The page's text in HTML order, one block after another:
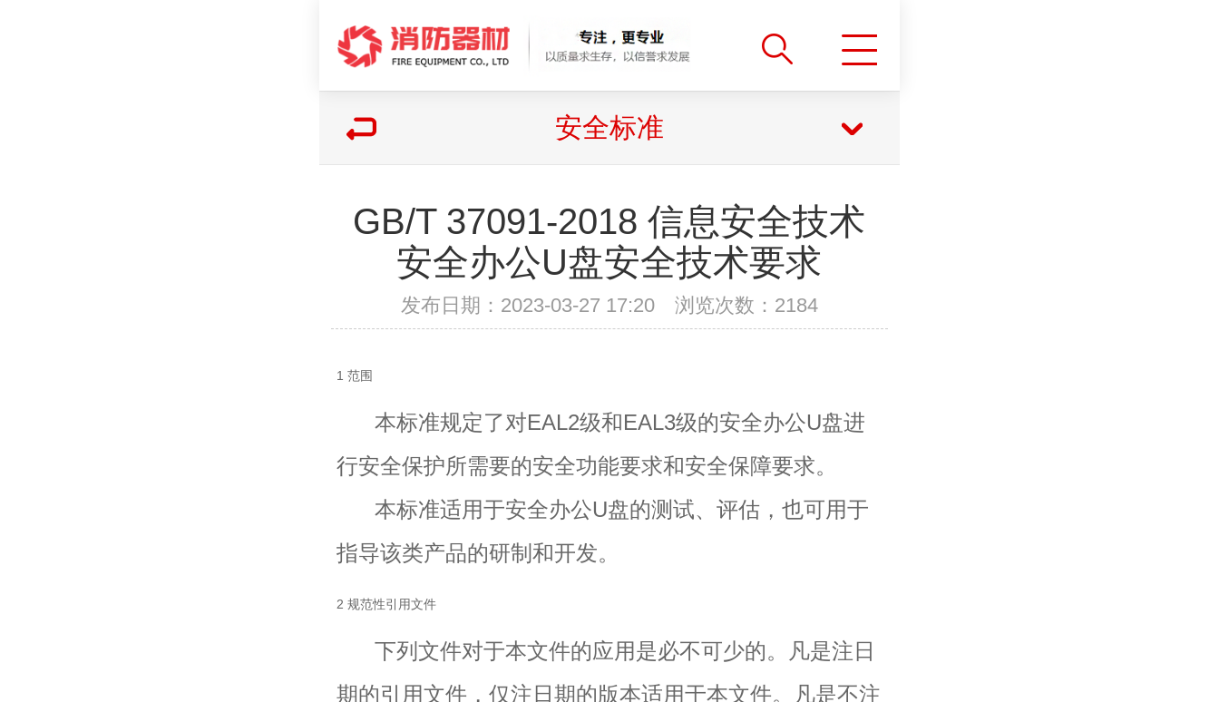
安全标准
GB/T 37091-2018 信息安全技术
安全办公U盘安全技术要求
发布日期：2023-03-27 17:20 浏览次数： 2184
1 范围
本标准规定了对EAL2级和EAL3级的安全办公U盘进
行安全保护所需要的安全功能要求和安全保障要求。
本标准适用于安全办公U盘的测试、评估，也可用于
指导该类产品的研制和开发。
2 规范性引用文件
下列文件对于本文件的应用是必不可少的。凡是注日
期的引用文件，仅注日期的版本适用于本文件。凡是不注